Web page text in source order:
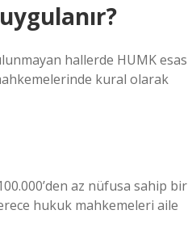
hallerde HUMK esas
kural olarak
az nüfusa sahip bir
hukuk mahkemeleri aile